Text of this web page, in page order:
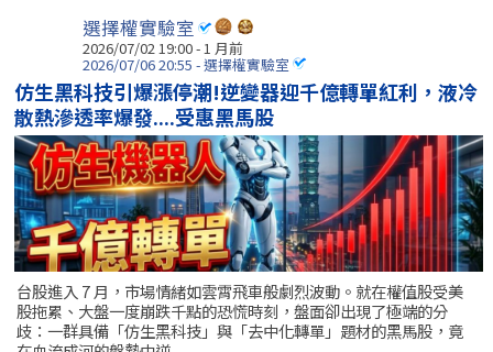
選擇權實驗室
2026/07/02 19:00 - 1 月前
2026/07/06 20:55 - 選擇權實驗室
仿生黑科技引爆漲停潮!逆變器迎千億轉單紅利，液冷
散熱滲透率爆發....受惠黑馬股
台股進入 7 月，市場情緒如雲霄飛車般劇烈波動。就在權值股受美
股拖累、大盤一度崩跌千點的恐慌時刻，盤面卻出現了極端的分
歧：一群具備「仿生黑科技」與「去中化轉單」題材的黑馬股，竟